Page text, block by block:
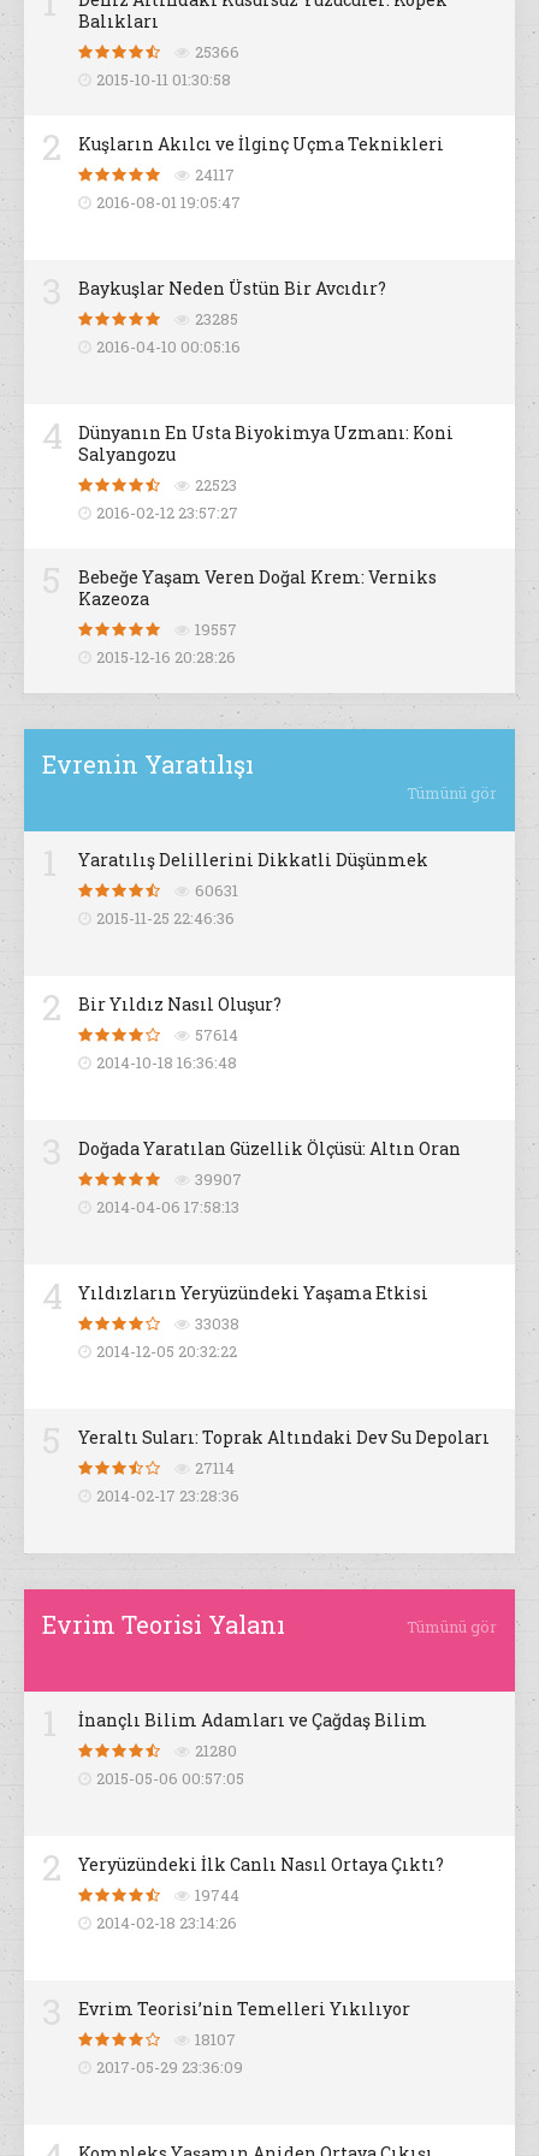
Balıkları
25366
2015-10-11 01:30:58
2 Kuşların Akılcı ve İlginç Uçma Teknikleri
24117
2016-08-01 19:05:47
Baykuşlar Neden Üstün Bir Avcıdır?
23285
2016-04-10 00:05:16
4
Dünyanın En Usta Biyokimya Uzmanı: Koni
Salyangozu
22523
2016-02-12 23:57:27
Bebeğe Yaşam Veren Doğal Krem: Verniks
Kazeoza
19557
2015-12-16 20:28:26
Evrenin Yaratılışı
Tümünü gör
Yaratılış Delillerini Dikkatli Düşünmek
60631
2015-11-25 22:46:36
2 Bir Yıldız Nasıl Oluşur?
57614
2014-10-18 16:36:48
Doğada Yaratılan Güzellik Ölçüsü: Altın Oran
39907
2014-04-06 17:58:13
4 Yıldızların Yeryüzündeki Yaşama Etkisi
33038
2014-12-05 20:32:22
Yeraltı Suları: Toprak Altındaki Dev Su Depoları
27114
2014-02-17 23:28:36
Evrim Teorisi Yalanı Tümünü gör
İnançlı Bilim Adamları ve Çağdaş Bilim
21280
2015-05-06 00:57:05
2 Yeryüzündeki İlk Canlı Nasıl Ortaya Çıktı?
19744
2014-02-18 23:14:26
Evrim Teorisi’nin Temelleri Yıkılıyor
18107
2017-05-29 23:36:09